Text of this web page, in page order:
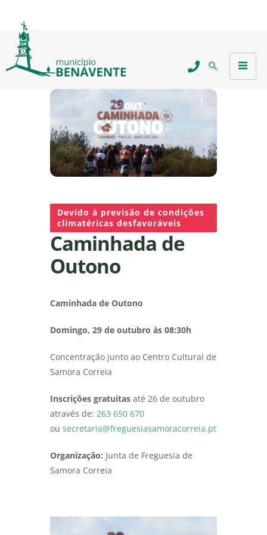
Devido à previsão de condições
climatéricas desfavoráveis
Caminhada de
Outono
Caminhada de Outono
Domingo, 29 de outubro às 08:30h
Concentração junto ao Centro Cultural de
Samora Correia
Inscrições gratuitas até 26 de outubro
através de: 263 650 670
ou secretaria@freguesiasamoracorreia.pt
Organização: Junta de Freguesia de
Samora Correia